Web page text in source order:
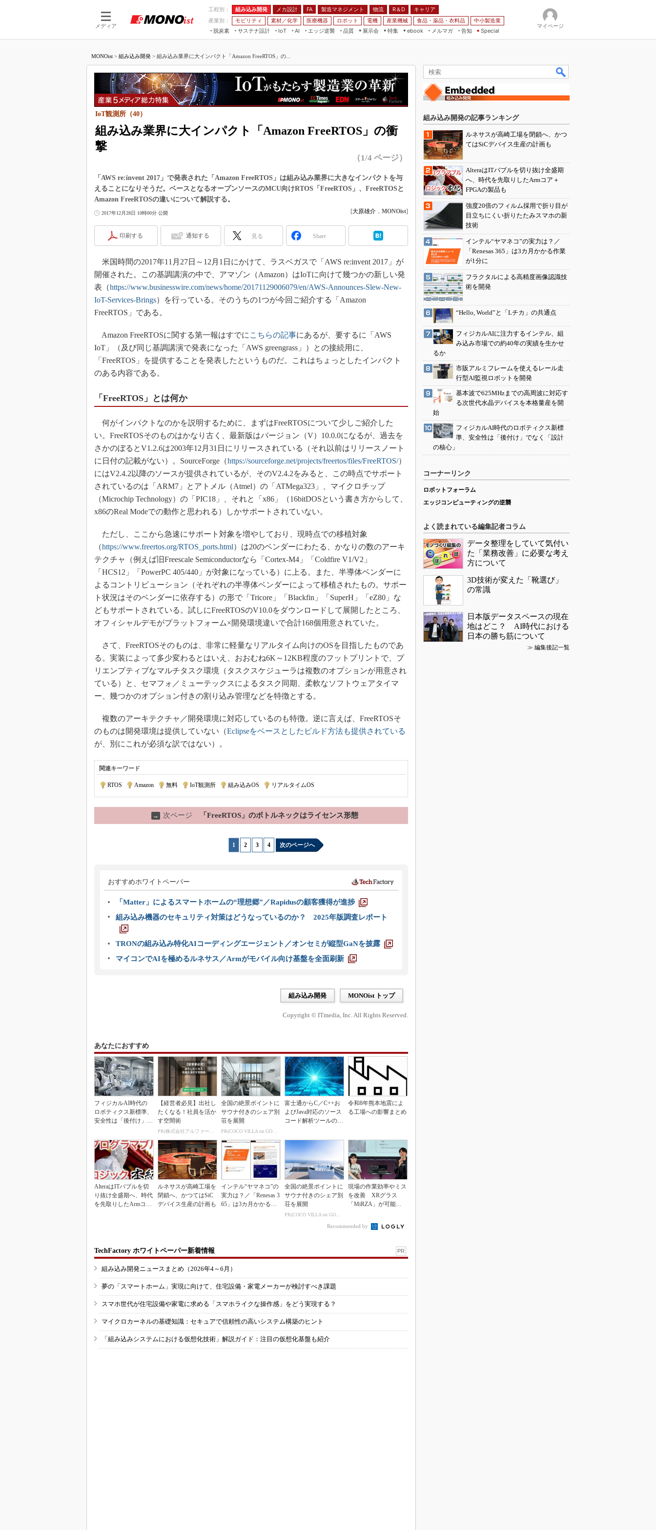
メディア
工程別： 組み込み開発 メカ設計 FA 製造マネジメント 物流 R＆D
キャリア
産業別：
モビリティ 素材／化学 医療機器 ロボット 電機 産業機械 食品・薬品・衣料品
中小製造業
脱炭素
サステナ設計
IoT
つながる工場
つながるサービス
AI
AI×設備保全
Physical AI
エッジ逆襲 品質
展示会
JIMTOF
組込み/エッジ コンピューティング
展＆IoT/5Gソリューション展
IIFES
国際ロボット展
EdgeTech+
産業オープンネット展
特集
つながるクルマ
5G
VR／AR
フィールドサービス
組み込み画像技術
車載ソフト開発
ISO26262
デジタルツインとCAE
インダストリー4.0
製造業ビッグデータ
知財マネジメント
海外生産
ebook
製造マネジメント
FA
モビリティ
メルマガ
告知 Special
マイページ
MONOist > 組み込み開発 > 組み込み業界に大インパクト「Amazon FreeRTOS」の...
組み込み業界に大インパクト「Amazon FreeRTOS」の衝
撃
IoT観測所（40）
（1/4 ページ）
「AWS re:invent 2017」で発表された「Amazon FreeRTOS」は組み込み業界に大きなインパクトを与
えることになりそうだ。ベースとなるオープンソースのMCU向けRTOS「FreeRTOS」、FreeRTOSと
Amazon FreeRTOSの違いについて解説する。
2017年12月28日 10時00分 公開 [大原雄介 ， MONOist]
印刷する 通知する 見る Share
米国時間の2017年11月27日～12月1日にかけて、ラスベガスで「AWS re:invent 2017」が
開催された。この基調講演の中で、アマゾン（Amazon）はIoTに向けて幾つかの新しい発
表（https://www.businesswire.com/news/home/20171129006079/en/AWS-Announces-Slew-New-
IoT-Services-Brings）を行っている。そのうちの1つが今回ご紹介する「Amazon
FreeRTOS」である。
Amazon FreeRTOSに関する第一報はすでに こちらの記事にあるが、要するに「AWS
IoT」（及び同じ基調講演で発表になった「AWS greengrass」）との接続用に、
「FreeRTOS」を提供することを発表したというものだ。これはちょっとしたインパクト
のある内容である。
「FreeRTOS」とは何か
何がインパクトなのかを説明するために、まずはFreeRTOSについて少しご紹介した
い。FreeRTOSそのものはかなり古く、最新版はバージョン（V）10.0.0になるが、過去を
さかのぼるとV1.2.6は2003年12月31日にリリースされている（それ以前はリリースノート
に日付の記載がない）。SourceForge（https://sourceforge.net/projects/freertos/files/FreeRTOS/）
にはV2.4.2以降のソースが提供されているが、そのV2.4.2をみると、この時点でサポート
されているのは「ARM7」とアトメル（Atmel）の「ATMega323」、マイクロチップ
（Microchip Technology）の「PIC18」、それと「x86」（16bitDOSという書き方からして、
x86のReal Modeでの動作と思われる）しかサポートされていない。
ただし、ここから急速にサポート対象を増やしており、現時点での移植対象
（https://www.freertos.org/RTOS_ports.html）は20のベンダーにわたる、かなりの数のアーキ
テクチャ（例えば旧Freescale Semiconductorなら「Cortex-M4」「Coldfire V1/V2」
「HCS12」「PowerPC 405/440」が対象になっている）に上る。また、半導体ベンダーに
よるコントリビューション（それぞれの半導体ベンダーによって移植されたもの。サポー
ト状況はそのベンダーに依存する）の形で「Tricore」「Blackfin」「SuperH」「eZ80」な
どもサポートされている。試しにFreeRTOSのV10.0をダウンロードして展開したところ、
オフィシャルデモがプラットフォーム×開発環境違いで合計168個用意されていた。
さて、FreeRTOSそのものは、非常に軽量なリアルタイム向けのOSを目指したものであ
る。実装によって多少変わるとはいえ、おおむね6K～12KB程度のフットプリントで、プ
リエンプティブなマルチタスク環境（タスクスケジューラは複数のオプションが用意され
ている）と、セマフォ／ミューテックスによるタスク同期、柔軟なソフトウェアタイマ
ー、幾つかのオプション付きの割り込み管理などを特徴とする。
複数のアーキテクチャ／開発環境に対応しているのも特徴。逆に言えば、FreeRTOSそ
のものは開発環境は提供していない（Eclipseをベースとしたビルド方法も提供されている
が、別にこれが必須な訳ではない）。
関連キーワード
RTOS Amazon 無料 IoT観測所 組み込みOS リアルタイムOS
→ 次ページ 「FreeRTOS」のボトルネックはライセンス形態
1 2 3 4 次のページへ
おすすめホワイトペーパー
「Matter」によるスマートホームの“理想郷”／Rapidusの顧客獲得が進捗
組み込み機器のセキュリティ対策はどうなっているのか？ 2025年版調査レポート
TRONの組み込み特化AIコーディングエージェント／オンセミが縦型GaNを披露
マイコンでAIを極めるルネサス／Armがモバイル向け基盤を全面刷新
組み込み開発 MONOist トップ
Copyright © ITmedia, Inc. All Rights Reserved.
あなたにおすすめ
フィジカルAI時代の
ロボティクス新標準、
安全性は「後付け」で
【経営者必見】出社し
たくなる！社員を活か
す空間術
PR(株式会社アルファーテクノ)
全国の絶景ポイントに
サウナ付きのシェア別
荘を展開
PR(COCO VILLA on GOETHE)
富士通からC／C++お
よびJava対応のソース
コード解析ツールの資
令和8年熊本地震によ
る工場への影響まとめ
AlteraはITバブルを切
り抜け全盛期へ、時代
を先取りしたArmコア
ルネサスが高崎工場を
閉鎖へ、かつてはSiC
デバイス生産の計画も
インテル“ヤマネコ”の
実力は？／「Renesas 3
65」は3カ月かかる作
全国の絶景ポイントに
サウナ付きのシェア別
荘を展開
PR(COCO VILLA on GOETHE)
現場の作業効率やミス
を改善 XRグラス
「MiRZA」が可能に
Recommended by
TechFactory ホワイトペーパー新着情報 PR
組み込み開発ニュースまとめ（2026年4～6月）
夢の「スマートホーム」実現に向けて、住宅設備・家電メーカーが検討すべき課題
スマホ世代が住宅設備や家電に求める「スマホライクな操作感」をどう実現する？
マイクロカーネルの基礎知識：セキュアで信頼性の高いシステム構築のヒント
「組み込みシステムにおける仮想化技術」解説ガイド：注目の仮想化基盤も紹介
組み込み開発の記事ランキング
ルネサスが高崎工場を閉鎖へ、かつ
てはSiCデバイス生産の計画も
AlteraはITバブルを切り抜け全盛期
へ、時代を先取りしたArmコア＋
FPGAの製品も
強度20倍のフィルム採用で折り目が
目立ちにくい折りたたみスマホの新
技術
インテル“ヤマネコ”の実力は？／
「Renesas 365」は3カ月かかる作業
が1分に
フラクタルによる高精度画像認識技
術を開発
“Hello, World”と「Lチカ」の共通点
フィジカルAIに注力するインテル、組
み込み市場での約40年の実績を生かせ
るか
市販アルミフレームを使えるレール走
行型AI監視ロボットを開発
基本波で625MHzまでの高周波に対応す
る次世代水晶デバイスを本格量産を開
始
フィジカルAI時代のロボティクス新標
準、安全性は「後付け」でなく「設計
の核心」
コーナーリンク
ロボットフォーラム
エッジコンピューティングの逆襲
よく読まれている編集記者コラム
データ整理をしていて気付い
た「業務改善」に必要な考え
方について
3D技術が変えた「靴選び」
の常識
日本版データスペースの現在
地はどこ？ AI時代における
日本の勝ち筋について
≫ 編集後記一覧